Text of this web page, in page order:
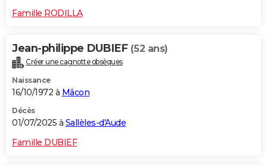
Famille RODILLA
Jean-philippe DUBIEF (52 ans)
Créer une cagnotte obsèques
Naissance
16/10/1972 à Mâcon
Décès
01/07/2025 à Sallèles-d'Aude
Famille DUBIEF